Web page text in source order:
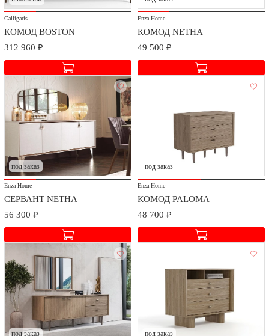
Calligaris
КОМОД BOSTON
312 960 ₽
Enza Home
КОМОД NETHA
49 500 ₽
под заказ
Enza Home
СЕРВАНТ NETHA
56 300 ₽
под заказ
Enza Home
КОМОД PALOMA
48 700 ₽
под заказ под заказ